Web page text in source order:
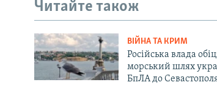
Читайте також
ВІЙНА ТА КРИМ
Російська влада
морський шлях
БпЛА до